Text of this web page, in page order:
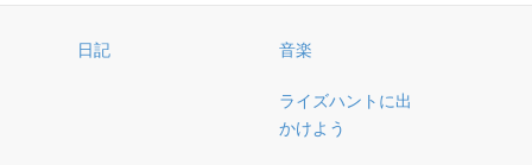
日記 音楽
ライズハントに出
かけよう